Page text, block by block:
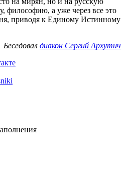
философию, а уже через все это
приводя к Единому Истинному
Беседовал диакон Сергий Архутич